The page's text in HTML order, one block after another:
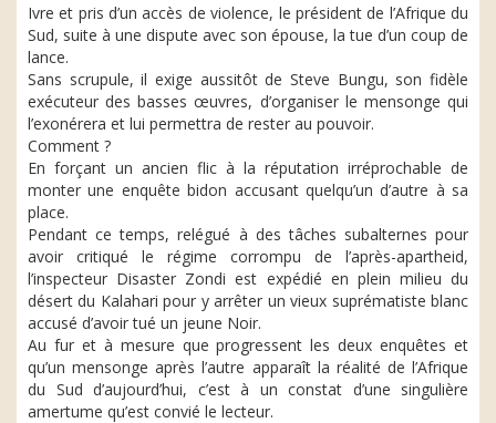
Ivre et pris d’un accès de violence, le président de l’Afrique du
Sud, suite à une dispute avec son épouse, la tue d’un coup de
lance.
Sans scrupule, il exige aussitôt de Steve Bungu, son fidèle
exécuteur des basses œuvres, d’organiser le mensonge qui
l’exonérera et lui permettra de rester au pouvoir.
Comment ?
En forçant un ancien flic à la réputation irréprochable de
monter une enquête bidon accusant quelqu’un d’autre à sa
place.
Pendant ce temps, relégué à des tâches subalternes pour
avoir critiqué le régime corrompu de l’après-apartheid,
l’inspecteur Disaster Zondi est expédié en plein milieu du
désert du Kalahari pour y arrêter un vieux suprématiste blanc
accusé d’avoir tué un jeune Noir.
Au fur et à mesure que progressent les deux enquêtes et
qu’un mensonge après l’autre apparaît la réalité de l’Afrique
du Sud d’aujourd’hui, c’est à un constat d’une singulière
amertume qu’est convié le lecteur.